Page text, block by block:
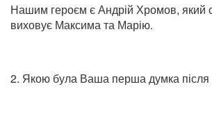
Нашим героєм є Андрій Хромов, який
виховує Максима та Марію.
2. Якою була Ваша перша думка після